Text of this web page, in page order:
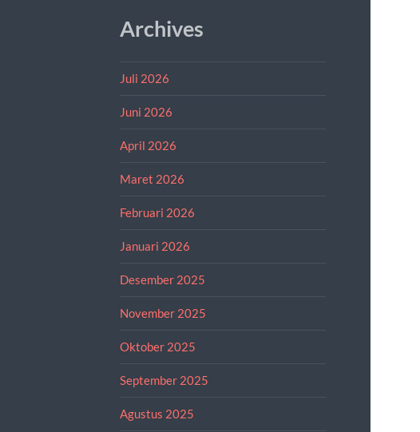
Archives
Juli 2026
Juni 2026
April 2026
Maret 2026
Februari 2026
Januari 2026
Desember 2025
November 2025
Oktober 2025
September 2025
Agustus 2025